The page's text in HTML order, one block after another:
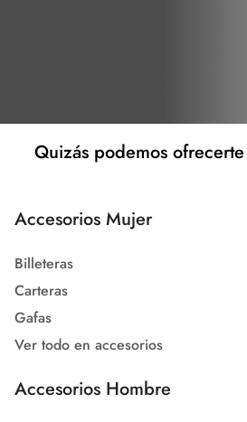
Quizás podemos
Accesorios Mujer
Billeteras
Carteras
Gafas
Ver todo en accesorios
Accesorios Hombre